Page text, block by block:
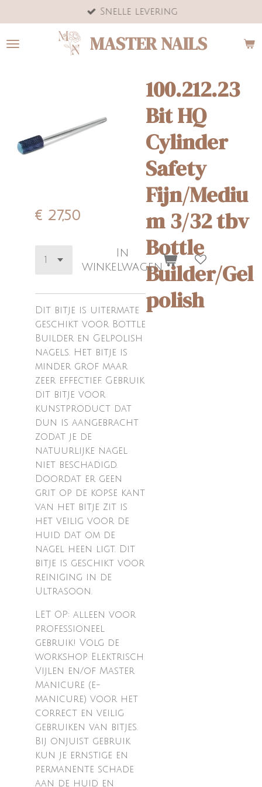
direct
naar
MASTER NAILS
Snelle levering
100.212.23
Bit HQ
Cylinder
Safety
Fijn/Mediu
m 3/32 tbv
Bottle
Builder/Gel
polish
€ 27,50
In
winkelwagen
Dit bitje is uitermate
geschikt voor Bottle
Builder en Gelpolish
nagels. Het bitje is
minder grof maar
zeer effectief. Gebruik
dit bitje voor
kunstproduct dat
dun is aangebracht
zodat je de
natuurlijke nagel
niet beschadigd.
Doordat er geen
grit op de kopse kant
van het bitje zit is
het veilig voor de
huid dat om de
nagel heen ligt. Dit
bitje is geschikt voor
reiniging in de
Ultrasoon.
LET OP: alleen voor
professioneel
gebruik! Volg de
workshop Elektrisch
Vijlen en/of Master
Manicure (e-
manicure) voor het
correct en veilig
gebruiken van bitjes.
Bij onjuist gebruik
kun je ernstige en
permanente schade
aan de huid en